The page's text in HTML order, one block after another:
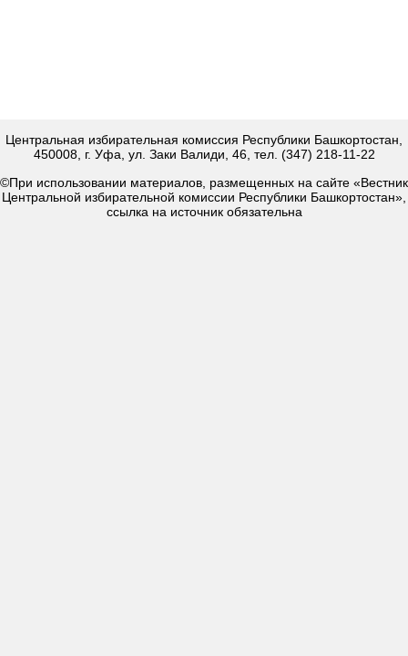
Центральная избирательная комиссия Республики Башкортостан,
450008, г. Уфа, ул. Заки Валиди, 46, тел. (347) 218-11-22
©При использовании материалов, размещенных на сайте «Вестник
Центральной избирательной комиссии Республики Башкортостан»,
ссылка на источник обязательна